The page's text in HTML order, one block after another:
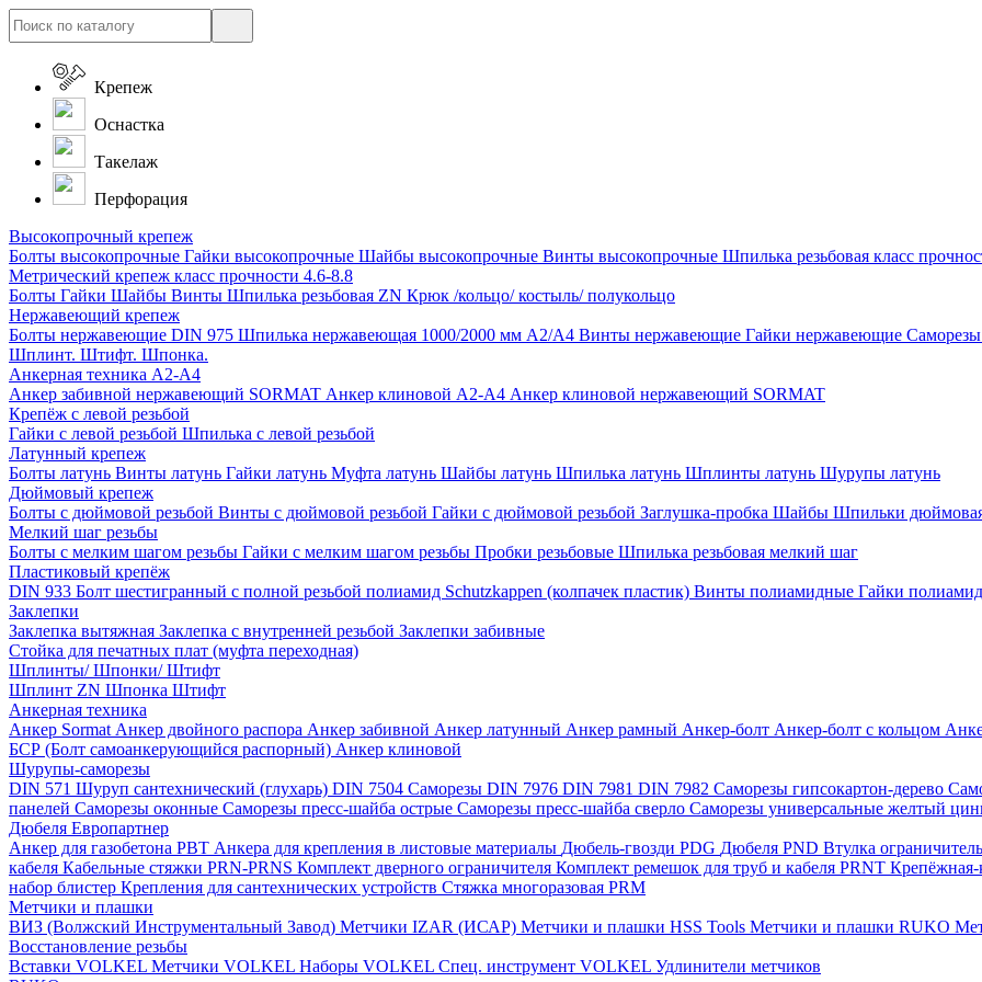
Крепеж
Оснастка
Такелаж
Перфорация
Высокопрочный крепеж
Болты высокопрочные Гайки высокопрочные Шайбы высокопрочные Винты высокопрочные Шпилька резьбовая класс
Метрический крепеж класс прочности 4.6-8.8
Болты Гайки Шайбы Винты Шпилька резьбовая ZN Крюк /кольцо/ костыль/ полукольцо
Нержавеющий крепеж
Болты нержавеющие DIN 975 Шпилька нержавеющая 1000/2000 мм А2/А4 Винты нержавеющие Гайки нержавеющие
Шплинт. Штифт. Шпонка.
Анкерная техника А2-А4
Анкер забивной нержавеющий SORMAT Анкер клиновой A2-A4 Анкер клиновой нержавеющий SORMAT
Крепёж с левой резьбой
Гайки с левой резьбой Шпилька с левой резьбой
Латунный крепеж
Болты латунь Винты латунь Гайки латунь Муфта латунь Шайбы латунь Шпилька латунь Шплинты латунь Шурупы латунь
Дюймовый крепеж
Болты с дюймовой резьбой Винты с дюймовой резьбой Гайки с дюймовой резьбой Заглушка-пробка Шайбы Шпильки дюймовая
Мелкий шаг резьбы
Болты с мелким шагом резьбы Гайки с мелким шагом резьбы Пробки резьбовые Шпилька резьбовая мелкий шаг
Пластиковый крепёж
DIN 933 Болт шестигранный с полной резьбой полиамид Schutzkappen (колпачек пластик) Винты полиамидные Гайки
Заклепки
Заклепка вытяжная Заклепка с внутренней резьбой Заклепки забивные
Стойка для печатных плат (муфта переходная)
Шплинты/ Шпонки/ Штифт
Шплинт ZN Шпонка Штифт
Анкерная техника
Анкер Sormat Анкер двойного распора Анкер забивной Анкер латунный Анкер рамный Анкер-болт Анкер-болт с кольцом
БСР (Болт самоанкерующийся распорный) Анкер клиновой
Шурупы-саморезы
DIN 571 Шуруп сантехнический (глухарь) DIN 7504 Саморезы DIN 7976 DIN 7981 DIN 7982 Саморезы гипсокартон-дерево
панелей Саморезы оконные Саморезы пресс-шайба острые Саморезы пресс-шайба сверло Саморезы универсальные желтый
Дюбеля Европартнер
Анкер для газобетона PBT Анкера для крепления в листовые материалы Дюбель-гвозди PDG Дюбеля PND Втулка
кабеля Кабельные стяжки PRN-PRNS Комплект дверного ограничителя Комплект ремешок для труб и кабеля PRNT Крепёжная-
набор блистер Крепления для сантехнических устройств Стяжка многоразовая PRM
Метчики и плашки
ВИЗ (Волжский Инструментальный Завод) Метчики IZAR (ИСАР) Метчики и плашки HSS Tools Метчики и плашки RUKO
Восстановление резьбы
Вставки VOLKEL Метчики VOLKEL Наборы VOLKEL Спец. инструмент VOLKEL Удлинители метчиков